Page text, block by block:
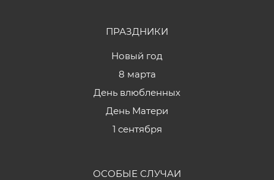
ПРАЗДНИКИ
Новый год
8 марта
День влюбленных
День Матери
1 сентября
ОСОБЫЕ СЛУЧАИ